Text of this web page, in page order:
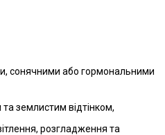
сонячними або гормональними
землистим відтінком,
розгладження та